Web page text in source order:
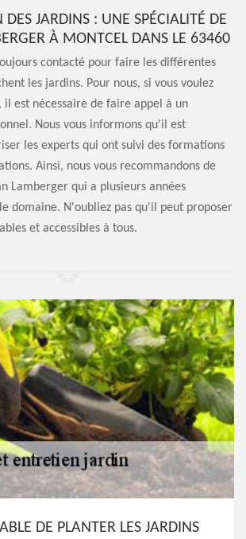
DES JARDINS : UNE SPÉCIALITÉ DE
À MONTCEL DANS LE 63460
contacté pour faire les différentes
les jardins. Pour nous, si vous voulez
il est nécessaire de faire appel à un
Nous vous informons qu'il est
les experts qui ont suivi des formations
Ainsi, nous vous recommandons de
Lamberger qui a plusieurs années
domaine. N'oubliez pas qu'il peut proposer
et accessibles à tous.
DE PLANTER LES JARDINS